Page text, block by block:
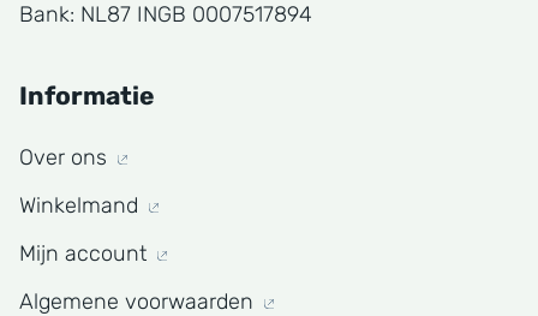
Bank: NL87 INGB 0007517894
Informatie
Over ons
Winkelmand
Mijn account
Algemene voorwaarden